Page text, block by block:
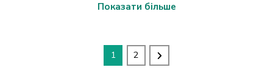
Показати більше
1 2